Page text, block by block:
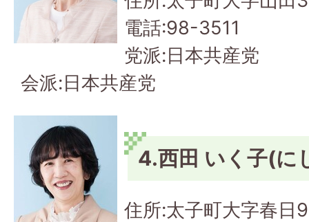
電話:98-3511
党派:日本共産党
会派:日本共産党
4.西田 いく子(に
住所:太子町大字春日